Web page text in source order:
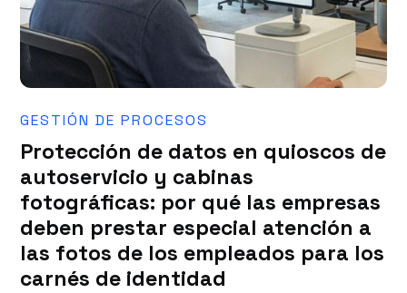
GESTIÓN DE PROCESOS
Protección de datos en quioscos de
autoservicio y cabinas
fotográficas: por qué las empresas
deben prestar especial atención a
las fotos de los empleados para los
carnés de identidad